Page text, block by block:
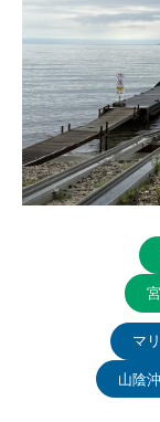
マ
山陰